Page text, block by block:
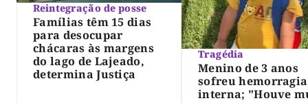
Reintegração de posse
Famílias têm 15 dias
para desocupar
chácaras às margens
do lago de Lajeado,
determina Justiça
Tragédia
Menino de 3 anos
sofreu hemorragia
interna; "Houve